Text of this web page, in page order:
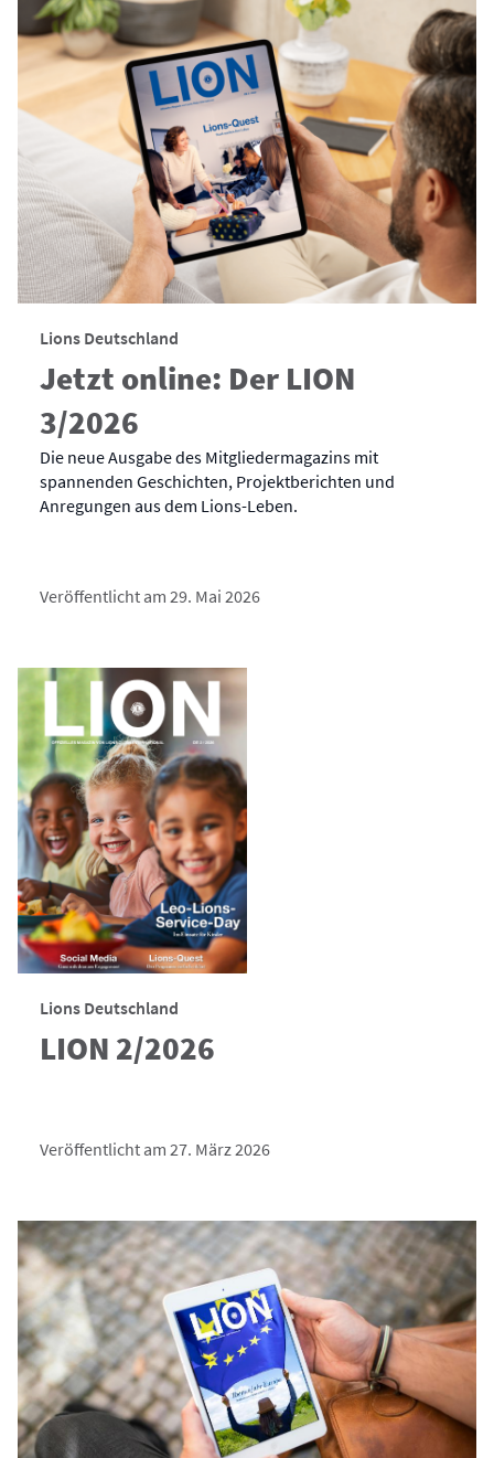
Lions Deutschland
Jetzt online: Der LION
3/2026
Die neue Ausgabe des Mitgliedermagazins mit
spannenden Geschichten, Projektberichten und
Anregungen aus dem Lions-Leben.
Veröffentlicht am 29. Mai 2026
Lions Deutschland
LION 2/2026
Veröffentlicht am 27. März 2026